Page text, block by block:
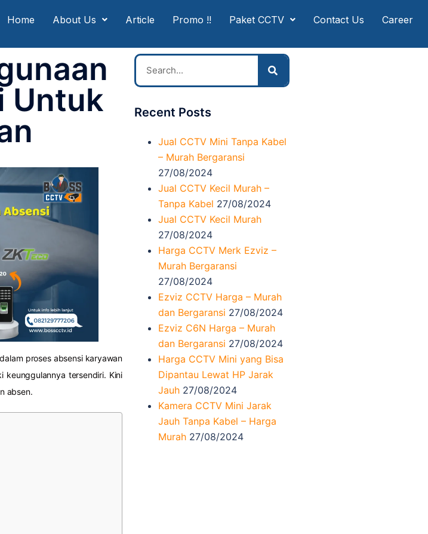
Home About Us Article Promo !! Paket CCTV Contact Us Career
Untuk
proses absensi karyawan
keunggulannya tersendiri. Kini
absen.
Recent Posts
Jual CCTV Mini Tanpa Kabel
– Murah Bergaransi
27/08/2024
Jual CCTV Kecil Murah –
Tanpa Kabel 27/08/2024
Jual CCTV Kecil Murah
27/08/2024
Harga CCTV Merk Ezviz –
Murah Bergaransi
27/08/2024
Ezviz CCTV Harga – Murah
dan Bergaransi 27/08/2024
Ezviz C6N Harga – Murah
dan Bergaransi 27/08/2024
Harga CCTV Mini yang Bisa
Dipantau Lewat HP Jarak
Jauh 27/08/2024
Kamera CCTV Mini Jarak
Jauh Tanpa Kabel – Harga
Murah 27/08/2024